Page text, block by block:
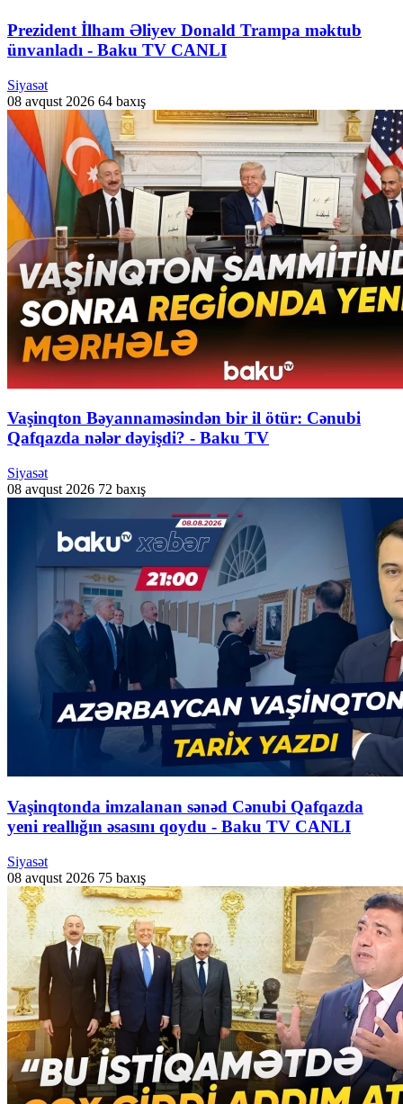
Prezident İlham Əliyev Donald Trampa məktub
ünvanladı - Baku TV CANLI
Siyasət
08 avqust 2026 64 baxış
Vaşinqton Bəyannaməsindən bir il ötür: Cənubi
Qafqazda nələr dəyişdi? - Baku TV
Siyasət
08 avqust 2026 72 baxış
Vaşinqtonda imzalanan sənəd Cənubi Qafqazda
yeni reallığın əsasını qoydu - Baku TV CANLI
Siyasət
08 avqust 2026 75 baxış